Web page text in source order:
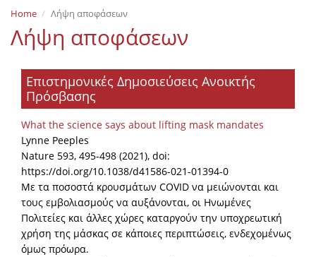
Mission & Vision
Policies
e-Infrastructure
Organisational Structure
EKT Tenders
EKT Websites
Projects
Services
Publications
Home Λήψη αποφάσεων
Λήψη αποφάσεων
Επιστημονικές Δημοσιεύσεις Ανοικτής
Πρόσβασης
What the science says about lifting mask mandates
Lynne Peeples
Nature 593, 495-498 (2021), doi:
https://doi.org/10.1038/d41586-021-01394-0
Με τα ποσοστά κρουσμάτων COVID να μειώνονται και
τους εμβολιασμούς να αυξάνονται, οι Ηνωμένες
Πολιτείες και άλλες χώρες καταργούν την υποχρεωτική
χρήση της μάσκας σε κάποιες περιπτώσεις, ενδεχομένως
όμως πρόωρα.